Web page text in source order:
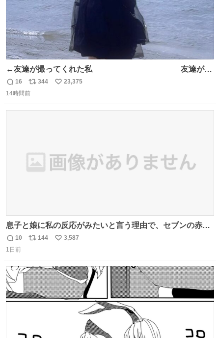
←友達が撮ってくれた私 友達が描
いてくれた私→
返
信
16
リ
ポ
344
い
23,375
14時間前
息子と娘に私の反応がみたいと言う理由で、セブンの赤魚
の煮付けを食べさせられ、ちいかわの映画に連れてこられ
ました 一体どういうことなんやで…
返
信
10
リ
ト
数
144
い
数
3,587
1日前